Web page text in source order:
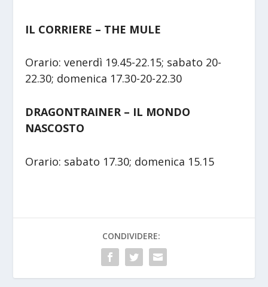
IL CORRIERE – THE MULE
Orario: venerdì 19.45-22.15; sabato 20-
22.30; domenica 17.30-20-22.30
DRAGONTRAINER – IL MONDO
NASCOSTO
Orario: sabato 17.30; domenica 15.15
CONDIVIDERE: